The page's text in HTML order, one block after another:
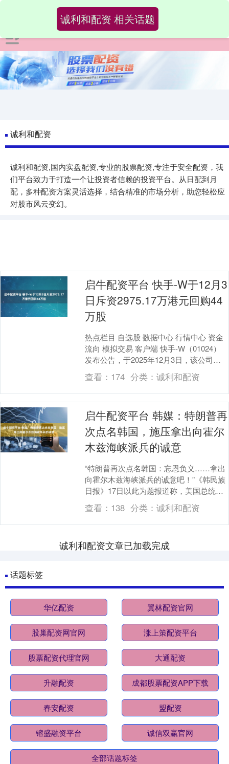
诚利和配资
诚利和配资,国内实盘配资,专业的股票配资,专注于安全配资，我
们平台致力于打造一个让投资者信赖的投资平台。从日配到月
配，多种配资方案灵活选择，结合精准的市场分析，助您轻松应
对股市风云变幻。
诚利和配资 相关话题
启牛配资平台 快手-W于12月3
日斥资2975.17万港元回购44
万股
热点栏目 自选股 数据中心 行情中心 资金
流向 模拟交易 客户端 快手-W（01024）
发布公告，于2025年12月3日，该公司斥
资2975.17万港元回购44....
查看： 174 分类： 诚利和配资
启牛配资平台 韩媒：特朗普再
次点名韩国，施压拿出向霍尔
木兹海峡派兵的诚意
“特朗普再次点名韩国：忘恩负义……拿出
向霍尔木兹海峡派兵的诚意吧！”《韩民族
日报》17日以此为题报道称，美国总统特
朗普直接点名韩国、日本、德国等驻有美
军的国家，....
查看： 138 分类： 诚利和配资
诚利和配资文章已加载完成
话题标签
华亿配资 翼林配资官网
股巢配资网官网 涨上策配资平台
股票配资代理官网 大通配资
升融配资 成都股票配资APP下载
春安配资 盟配资
镕盛融资平台 诚信双赢官网
全部话题标签